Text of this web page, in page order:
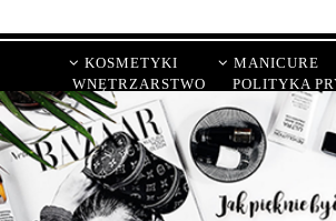
KOSMETYKI MANICURE
WNĘTRZARSTWO
POLITYKA